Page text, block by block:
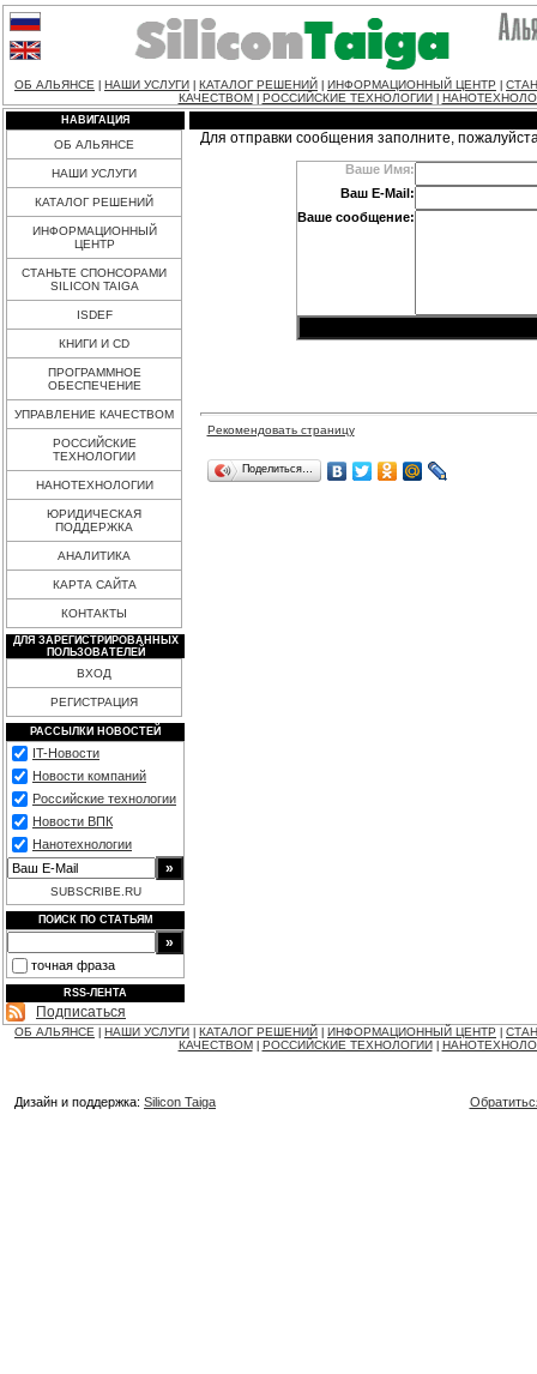
ОБ АЛЬЯНСЕ НАШИ УСЛУГИ КАТАЛОГ РЕШЕНИЙ ИНФОРМАЦИОННЫЙ ЦЕНТР
КАЧЕСТВОМ
РОССИЙСКИЕ ТЕХНОЛОГИИ
НАВИГАЦИЯ
ОБ АЛЬЯНСЕ
НАШИ УСЛУГИ
КАТАЛОГ РЕШЕНИЙ
ИНФОРМАЦИОННЫЙ
ЦЕНТР
СТАНЬТЕ СПОНСОРАМИ
SILICON TAIGA
ISDEF
КНИГИ И CD
ПРОГРАММНОЕ
ОБЕСПЕЧЕНИЕ
УПРАВЛЕНИЕ КАЧЕСТВОМ
РОССИЙСКИЕ
ТЕХНОЛОГИИ
НАНОТЕХНОЛОГИИ
ЮРИДИЧЕСКАЯ
ПОДДЕРЖКА
АНАЛИТИКА
КАРТА САЙТА
КОНТАКТЫ
ДЛЯ ЗАРЕГИСТРИРОВАННЫХ
ПОЛЬЗОВАТЕЛЕЙ
ВХОД
РЕГИСТРАЦИЯ
РАССЫЛКИ НОВОСТЕЙ
IT-Новости
Новости компаний
Российские технологии
Новости ВПК
Нанотехнологии
SUBSCRIBE.RU
ПОИСК ПО СТАТЬЯМ
точная фраза
RSS-ЛЕНТА
Подписаться
Для отправки сообщения заполните,
Ваше Имя:
Ваш E-Mail:
Ваше сообщение:
Рекомендовать страницу
Поделиться…
ОБ АЛЬЯНСЕ НАШИ УСЛУГИ КАТАЛОГ РЕШЕНИЙ ИНФОРМАЦИОННЫЙ ЦЕНТР
КАЧЕСТВОМ
РОССИЙСКИЕ ТЕХНОЛОГИИ
Дизайн и поддержка: Silicon Taiga